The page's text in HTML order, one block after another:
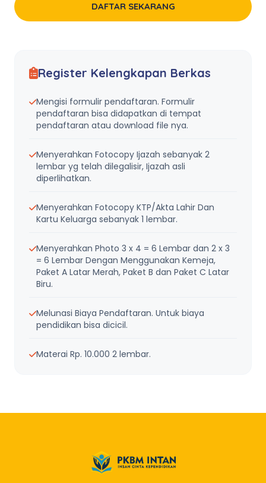
DAFTAR SEKARANG
Register Kelengkapan Berkas
Mengisi formulir pendaftaran. Formulir
pendaftaran bisa didapatkan di tempat
pendaftaran atau download file nya.
Menyerahkan Fotocopy Ijazah sebanyak 2
lembar yg telah dilegalisir, Ijazah asli
diperlihatkan.
Menyerahkan Fotocopy KTP/Akta Lahir Dan
Kartu Keluarga sebanyak 1 lembar.
Menyerahkan Photo 3 x 4 = 6 Lembar dan 2 x 3
= 6 Lembar Dengan Menggunakan Kemeja,
Paket A Latar Merah, Paket B dan Paket C Latar
Biru.
Melunasi Biaya Pendaftaran. Untuk biaya
pendidikan bisa dicicil.
Materai Rp. 10.000 2 lembar.